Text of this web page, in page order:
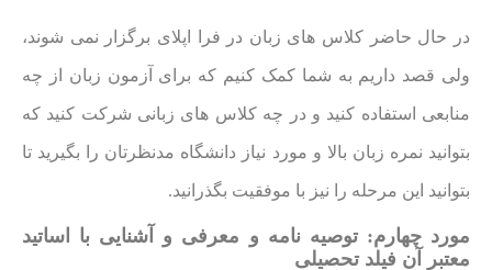
در حال حاضر کلاس های زبان در فرا اپلای برگزار نمی شوند،
ولی قصد داریم به شما کمک کنیم که برای آزمون زبان از چه
منابعی استفاده کنید و در چه کلاس های زبانی شرکت کنید که
بتوانید نمره زبان بالا و مورد نیاز دانشگاه مدنظرتان را بگیرید تا
بتوانید این مرحله را نیز با موفقیت بگذرانید.
مورد چهارم: توصیه نامه و معرفی و آشنایی با اساتید
معتبر آن فیلد تحصیلی